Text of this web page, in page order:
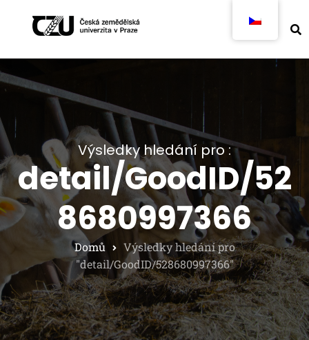
Výsledky hledání pro :
detail/GoodID/52
8680997366
Domů
Výsledky hledání pro
"detail/GoodID/528680997366"